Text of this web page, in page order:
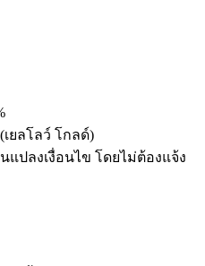
(เยลโลว์ โกลด์)
ปลงเงื่อนไข โดยไม่ต้องแจ้ง